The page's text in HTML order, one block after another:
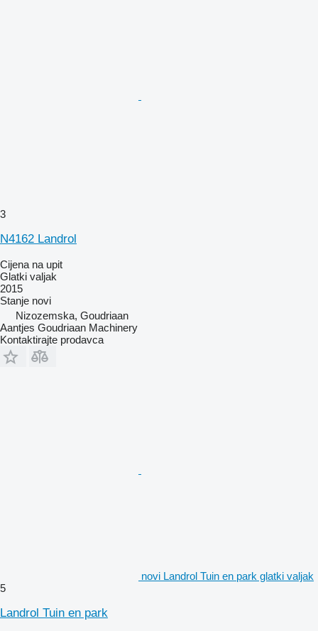
3
N4162 Landrol
Cijena na upit
Glatki valjak
2015
Stanje novi
Nizozemska, Goudriaan
Aantjes Goudriaan Machinery
Kontaktirajte prodavca
novi Landrol Tuin en park glatki valjak
5
Landrol Tuin en park